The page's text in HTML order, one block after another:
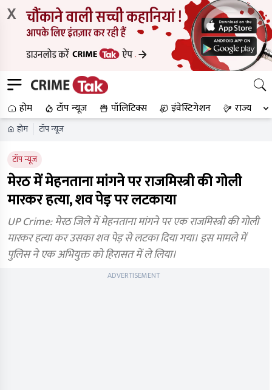
X
होम टॉप न्यूज पॉलिटिक्स इंवेस्टिगेशन राज्य
होम टॉप न्यूज
टॉप न्यूज
मेरठ में मेहनताना मांगने पर राजमिस्त्री की गोली
मारकर हत्या, शव पेड़ पर लटकाया
UP Crime: मेरठ जिले में मेहनताना मांगने पर एक राजमिस्त्री की गोली
मारकर हत्या कर उसका शव पेड़ से लटका दिया गया। इस मामले में
पुलिस ने एक अभियुक्त को हिरासत में ले लिया।
ADVERTISEMENT